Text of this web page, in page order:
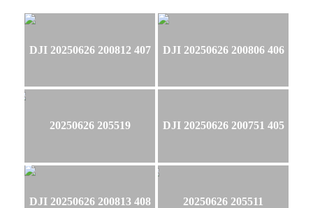
DJI 20250626 200812 407 DJI 20250626 200806 406
20250626 205519 DJI 20250626 200751 405
DJI 20250626 200813 408 20250626 205511